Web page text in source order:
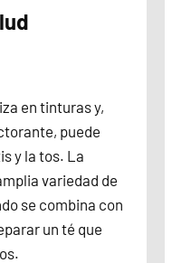
en tinturas y,
puede
y la tos. La
variedad de
se combina con
un té que